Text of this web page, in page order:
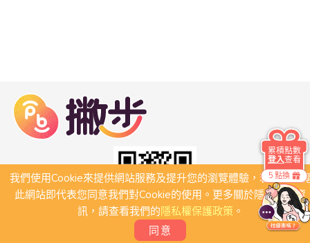
我們使用Cookie來提供網站服務及提升您的瀏覽體驗，若繼續瀏
此網站即代表您同意我們對Cookie的使用。更多關於隱私保護資
訊，請查看我們的隱私權保護政策。
同意
5 點換
累積點數
登入查看